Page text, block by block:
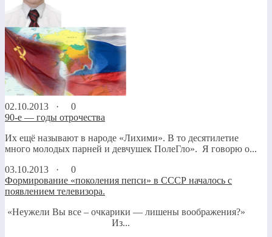
02.10.2013 ·
0
90-е — годы отрочества
Их ещё называют в народе «Лихими». В то десятилетие
много молодых парней и девчушек ПолеГло». Я говорю о...
03.10.2013 ·
0
Формирование «поколения пепси» в СССР началось с
появлением телевизора.
«Неужели Вы все – очкарики — лишены воображения?»
Из...